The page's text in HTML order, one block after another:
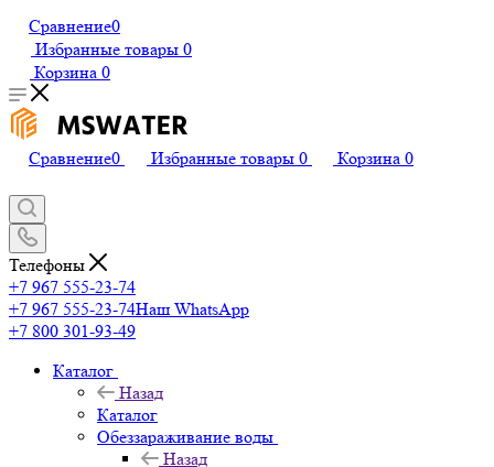
Сравнение0
Избранные товары 0
Корзина 0
Сравнение0 Избранные товары 0 Корзина 0
Телефоны
+7 967 555-23-74
+7 967 555-23-74Наш WhatsApp
+7 800 301-93-49
Каталог
Назад
Каталог
Обеззараживание воды
Назад